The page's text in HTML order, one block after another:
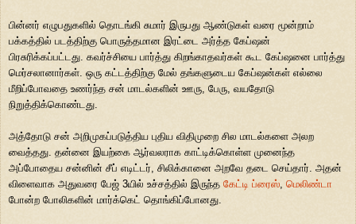
பின்னர் எழுபதுகளில் தொடங்கி சுமார் இருபது ஆண்டுகள் வரை மூன்றாம்
பக்கத்தில் படத்திற்கு பொருத்தமான இரட்டை அர்த்த கேப்ஷன்
பிரசுரிக்கப்பட்டது. கவர்ச்சியை பார்த்து கிறங்காதவர்கள் கூட கேப்ஷனை பார்த்து
மெர்சலானார்கள். ஒரு கட்டத்திற்கு மேல் தங்களுடைய கேப்ஷன்கள் எல்லை
மீறிப்போவதை உணர்ந்த சன் மாடல்களின் ஊரு, பேரு, வயதோடு
நிறுத்திக்கொண்டது.
அத்தோடு சன் அறிமுகப்படுத்திய புதிய விதிமுறை சில மாடல்களை அலற
வைத்தது. தன்னை இயற்கை ஆர்வலராக காட்டிக்கொள்ள முனைந்த
அப்போதைய சன்னின் சீப் எடிட்டர், சிலிக்கானை அறவே தடை செய்தார். அதன்
விளைவாக அதுவரை பேஜ் 3யில் உச்சத்தில் இருந்த கேட்டி ப்ரைஸ் மெலிண்டா
போன்ற போலிகளின் மார்க்கெட் தொங்கிப்போனது.